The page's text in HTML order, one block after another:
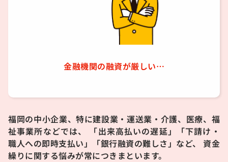
金融機関の融資が厳しい…
福岡の中小企業、特に建設業・運送業・介護、医療、福
祉事業所などでは、
「出来高払いの遅延」「下請け・
職人への即時支払い」「銀行融資の難しさ」など、
資金
繰りに関する悩みが常につきまといます。